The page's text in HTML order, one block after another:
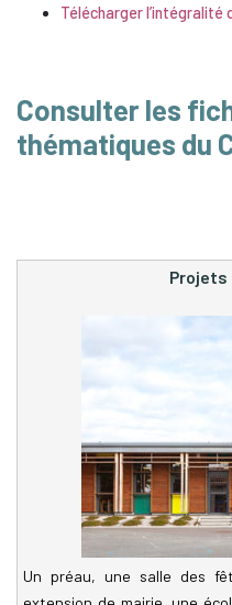
Télécharger l’intégralité
Consulter les
thématiques du
Projets
Un préau, une salle des